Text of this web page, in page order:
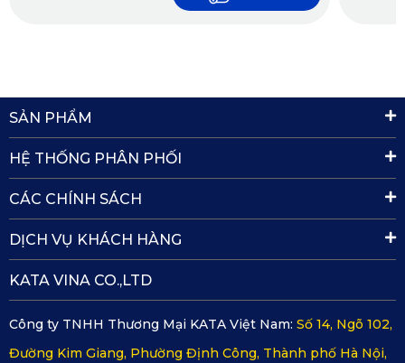
SẢN PHẨM
HỆ THỐNG PHÂN PHỐI
CÁC CHÍNH SÁCH
DỊCH VỤ KHÁCH HÀNG
KATA VINA CO.,LTD
Công ty TNHH Thương Mại KATA Việt Nam: Số 14, Ngõ 102,
Đường Kim Giang, Phường Định Công, Thành phố Hà Nội,